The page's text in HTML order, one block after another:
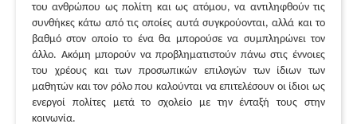
του ανθρώπου ως πολίτη και ως ατόμου, να αντιληφθούν τις
συνθήκες κάτω από τις οποίες αυτά συγκρούονται, αλλά και το
βαθμό στον οποίο το ένα θα μπορούσε να συμπληρώνει τον
άλλο. Ακόμη μπορούν να προβληματιστούν πάνω στις έννοιες
του χρέους και των προσωπικών επιλογών των ίδιων των
μαθητών και τον ρόλο που καλούνται να επιτελέσουν οι ίδιοι ως
ενεργοί πολίτες μετά το σχολείο με την ένταξή τους στην
κοινωνία.